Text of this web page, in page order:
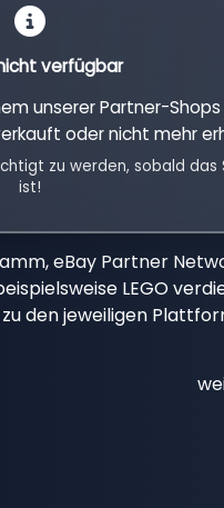
verfügbar
unserer Partner-
oder nicht mehr
zu werden, sobald
ist!
eBay Partner
LEGO
den jeweiligen